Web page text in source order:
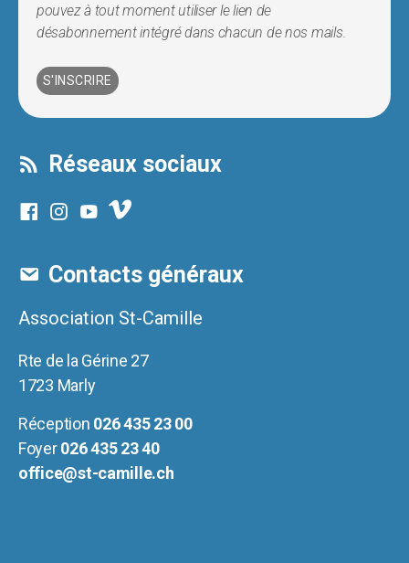
pouvez à tout moment utiliser le lien de
désabonnement intégré dans chacun de nos mails.
Réseaux sociaux
Contacts généraux
Association St-Camille
Rte de la Gérine 27
1723 Marly
Réception 026 435 23 00
Foyer026 435 23 40
office@st-camille.ch